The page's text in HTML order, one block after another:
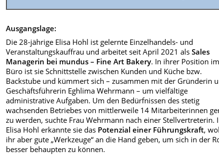
Ausgangslage:
Die 28-jährige Elisa Hohl ist gelernte Einzelhandels- und
Veranstaltungskauffrau und arbeitet seit April 2021 alsSales
Managerin bei mundus – Fine Art Bakery. In ihrer Position
Büro ist sie Schnittstelle zwischen Kunden und Küche bzw.
Backstube und kümmert sich – zusammen mit der Gründerin
Geschäftsführerin Eghlima Wehrmann – um vielfältige
administrative Aufgaben. Um den Bedürfnissen des stetig
wachsenden Betriebes von mittlerweile 14 Mitarbeiterinnen
zu werden, suchte Frau Wehrmann nach einer Stellvertreterin.
Elisa Hohl erkannte sie das Potenzial einer Führungskraft,
ihr aber gute „Werkzeuge“ an die Hand geben, um sich in der
besser behaupten zu können.